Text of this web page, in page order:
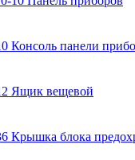
Консоль панели
Ящик вещевой
Крышка блока